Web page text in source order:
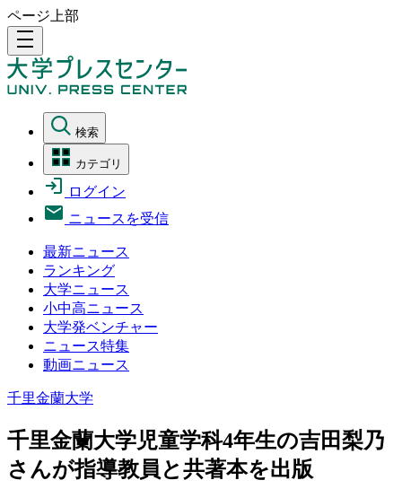
ページ上部
density_medium
検索
カテゴリ
ログイン
ニュースを受信
最新ニュース
ランキング
大学ニュース
小中高ニュース
大学発ベンチャー
ニュース特集
動画ニュース
千里金蘭大学
千里金蘭大学児童学科4年生の吉田梨乃
さんが指導教員と共著本を出版